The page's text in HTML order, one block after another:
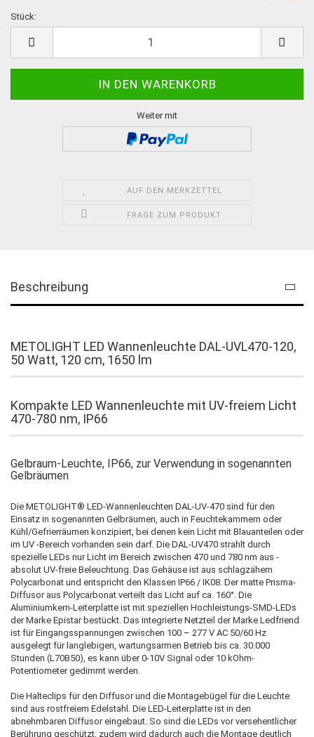
Stück:
Weiter mit
AUF DEN MERKZETTEL
FRAGE ZUM PRODUKT
Beschreibung
METOLIGHT LED Wannenleuchte DAL-UVL470-120,
50 Watt, 120 cm, 1650 lm
Kompakte LED Wannenleuchte mit UV-freiem Licht
470-780 nm, IP66
Gelbraum-Leuchte, IP66, zur Verwendung in sogenannten
Gelbräumen
Die METOLIGHT® LED-Wannenleuchten DAL-UV-470 sind für den
Einsatz in sogenannten Gelbräumen, auch in Feuchtekammern oder
Kühl/Gefrierräumen konzipiert, bei denen kein Licht mit Blauanteilen oder
im UV -Bereich vorhanden sein darf. Die DAL-UV470 strahlt durch
spezielle LEDs nur Licht im Bereich zwischen 470 und 780 nm aus -
absolut UV-freie Beleuchtung. Das Gehäuse ist aus schlagzähem
Polycarbonat und entspricht den Klassen IP66 / IK08. Der matte Prisma-
Diffusor aus Polycarbonat verteilt das Licht auf ca. 160°. Die
Aluminiumkern-Leiterplatte ist mit speziellen Hochleistungs-SMD-LEDs
der Marke Epistar bestückt. Das integrierte Netzteil der Marke Ledfriend
ist für Eingangsspannungen zwischen 100 – 277 V AC 50/60 Hz
ausgelegt für langlebigen, wartungsarmen Betrieb bis ca. 30.000
Stunden (L70B50), es kann über 0-10V Signal oder 10 kOhm-
Potentiometer gedimmt werden.
Die Halteclips für den Diffusor und die Montagebügel für die Leuchte
sind aus rostfreiem Edelstahl. Die LED-Leiterplatte ist in den
abnehmbaren Diffusor eingebaut. So sind die LEDs vor versehentlicher
Berührung geschützt, zudem wird dadurch auch die Montage deutlich